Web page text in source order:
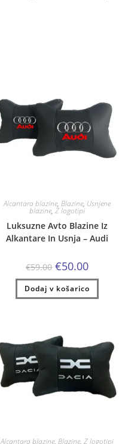
Alcantara blazine,Blazine, Usnjene
blazine,Z logotipi
Luksuzne Avto Blazine Iz
Alkantare In Usnja – Audi
€59.00 Izvirna
cena
je
bila:
€59.00.
€50.00Trenutna
je:
€50.00.
Dodaj v košarico
Alcantara blazine,Blazine,Z logotipi